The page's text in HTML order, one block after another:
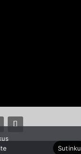
Sutinku